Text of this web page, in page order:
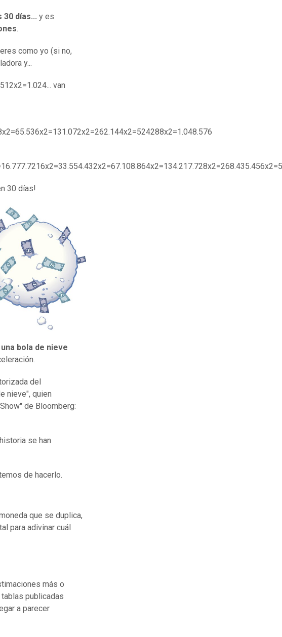
30 días... y es
.
como yo (si no,
y...
van
30 días!
bola de nieve
del
nieve", quien
de Bloomberg:
se han
de hacerlo.
que se duplica,
para adivinar cuál
más o
publicadas
a parecer